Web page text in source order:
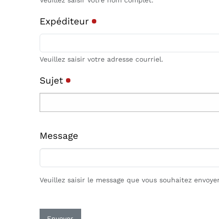
Expéditeur
Veuillez saisir votre adresse courriel.
Sujet
Message
Veuillez saisir le message que vous souhaitez